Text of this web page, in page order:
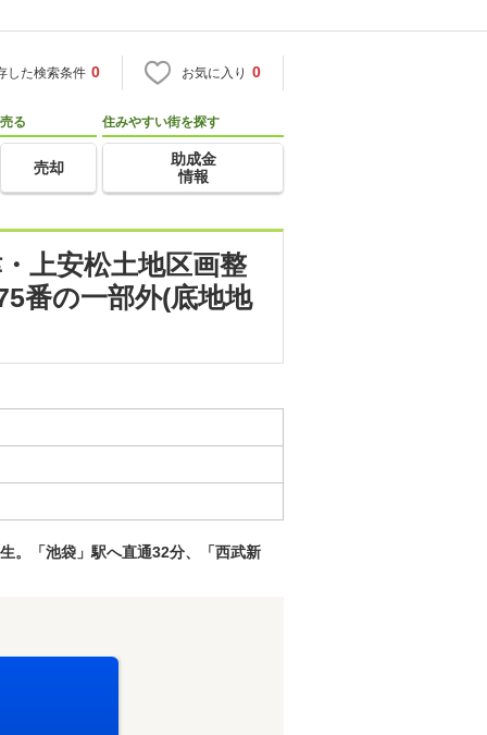
した検索条件 0 お気に入り 0
売る
売却
住みやすい街を探す
助成金
情報
上安松土地区画整
番の一部外(底地地
。「池袋」駅へ直通32分、「西武新